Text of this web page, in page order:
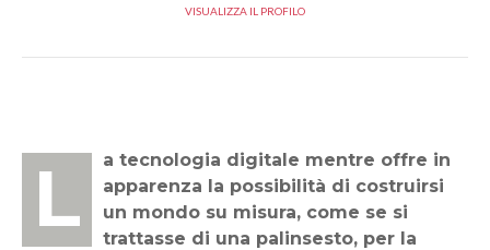
VISUALIZZA IL PROFILO
La tecnologia digitale mentre offre in
apparenza la possibilità di costruirsi
un mondo su misura, come se si
trattasse di una palinsesto, per la